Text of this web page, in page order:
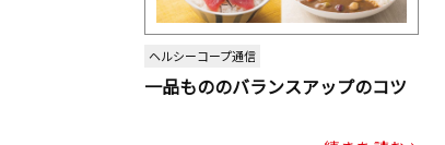
ヘルシーコープ通信
一品もののバランスアップのコツ